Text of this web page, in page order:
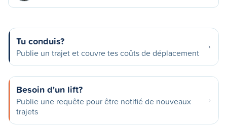
Tu conduis?
Publie un trajet et couvre tes coûts de déplacement
Besoin d'un lift?
Publie une requête pour être notifié de nouveaux
trajets